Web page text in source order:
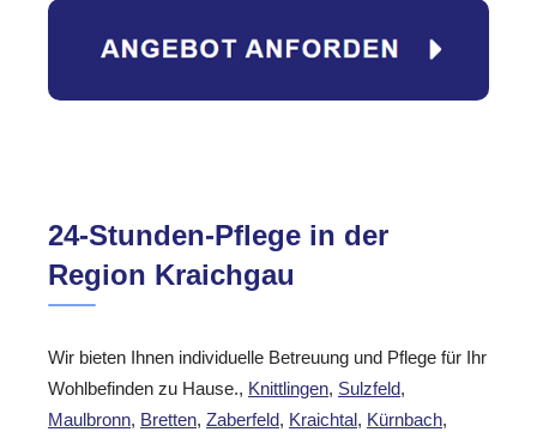
24-Stunden-Pflege in der
Region Kraichgau
Wir bieten Ihnen individuelle Betreuung und Pflege für Ihr
Wohlbefinden zu Hause., Knittlingen, Sulzfeld,
Maulbronn, Bretten, Zaberfeld, Kraichtal, Kürnbach,